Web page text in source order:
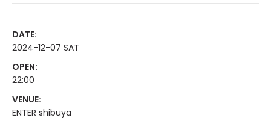
DATE:
2024-12-07 SAT
OPEN:
22:00
VENUE:
ENTER shibuya